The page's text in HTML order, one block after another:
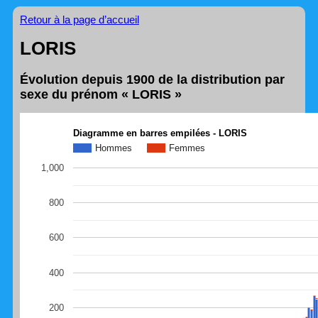
Retour à la page d’accueil
LORIS
Évolution depuis 1900 de la distribution par
sexe du prénom « LORIS »
Diagramme en barres empilées - LORIS
Hommes
Femmes
200
400
600
800
1,000